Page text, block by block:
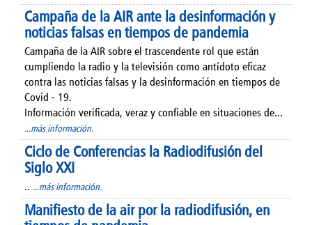
Campaña de la AIR ante la desinformación y
noticias falsas en tiempos de pandemia
Campaña de la AIR sobre el trascendente rol que están
cumpliendo la radio y la televisión como antídoto eficaz
contra las noticias falsas y la desinformación en tiempos de
Covid - 19.
Información verificada, veraz y confiable en situaciones de...
...más información.
Ciclo de Conferencias la Radiodifusión del
Siglo XXI
.. ...más información.
Manifiesto de la air por la radiodifusión, en